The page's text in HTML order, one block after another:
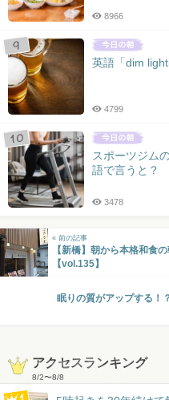
8966
英語「dim
4799
スポーツジム
語で言うと？
3478
« 前の記事
【新橋】朝から本格和食
【vol.135】
眠りの質がアップする！
アクセスランキング
8/2〜8/8